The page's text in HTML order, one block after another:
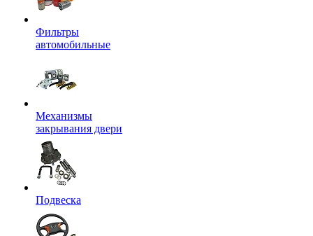
Фильтры
автомобильные
Механизмы
закрывания двери
Подвеска